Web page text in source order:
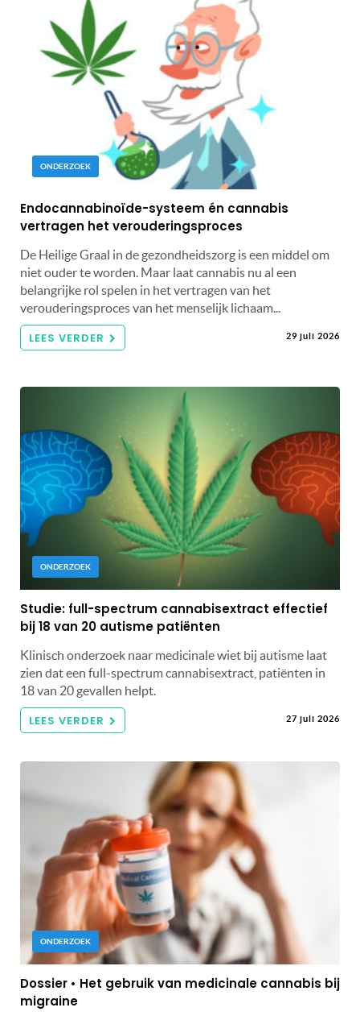
ONDERZOEK
Endocannabinoïde-systeem én cannabis
vertragen het verouderingsproces
De Heilige Graal in de gezondheidszorg is een middel om
niet ouder te worden. Maar laat cannabis nu al een
belangrijke rol spelen in het vertragen van het
verouderingsproces van het menselijk lichaam...
LEES VERDER 29 juli 2026
ONDERZOEK
Studie: full-spectrum cannabisextract effectief
bij 18 van 20 autisme patiënten
Klinisch onderzoek naar medicinale wiet bij autisme laat
zien dat een full-spectrum cannabisextract, patiënten in
18 van 20 gevallen helpt.
LEES VERDER 27 juli 2026
ONDERZOEK
Dossier • Het gebruik van medicinale cannabis bij
migraine